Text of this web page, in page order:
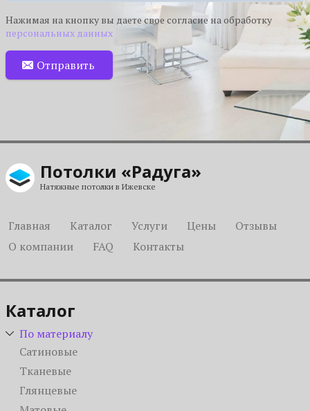
Нажимая на кнопку вы даете свое согласие на обработку
персональных данных
Отправить
Потолки «Радуга»
Натяжные потолки в Ижевске
Главная Каталог Услуги Цены
Отзывы
О компании
FAQ Контакты
Каталог
По материалу
Сатиновые
Тканевые
Глянцевые